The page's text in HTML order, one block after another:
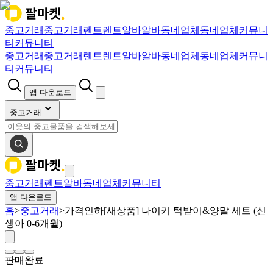
중고거래 중고거래 렌트렌트알바알바동네업체 동네업체 커뮤니
티 커뮤니티
중고거래 중고거래 렌트렌트알바알바동네업체 동네업체 커뮤니
티 커뮤니티
앱 다운로드
중고거래
중고거래 렌트알바동네업체 커뮤니티
앱 다운로드
홈>중고거래>가격인하[새상품] 나이키 턱받이&양말 세트 (신
생아 0-6개월)
판매완료